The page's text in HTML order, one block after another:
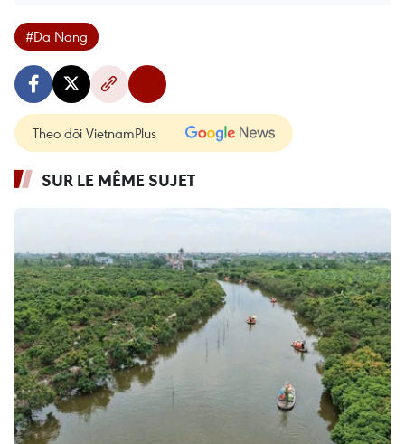
#Da Nang
Theo dõi VietnamPlus
SUR LE MÊME SUJET